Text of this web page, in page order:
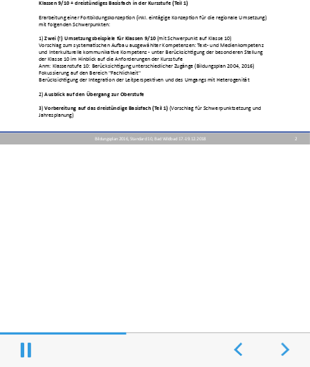
Bildungsplan 2016, Standard 10, Bad Wildbad 17.-19.12.2018 2
Klassen 9/10 + dreistündiges Basisfach in der Kursstufe (Teil 1)
Erarbeitung einer Fortbildungskonzeption (inkl. eintägige Konzeption für die regionale Umsetzung)
mit folgenden Schwerpunkten:
1)Zwei (!) Umsetzungsbeispiele für Klassen 9/10 (mit Schwerpunkt auf Klasse 10)
Vorschlag zum systematischen Aufbau ausgewählter Kompetenzen: Text- und Medienkompetenz
und Interkulturelle kommunikative Kompetenz - unter Berücksichtigung der besonderen Stellung
der Klasse 10 im Hinblick auf die Anforderungen der Kursstufe
Anm: Klassenstufe 10: Berücksichtigung unterschiedlicher Zugänge (Bildungsplan 2004, 2016)
Fokussierung auf den Bereich "Fachlichkeit"
Berücksichtigung der Integration der Leitperspektiven und des Umgangs mit Heterogenität
2)Ausblick auf den Übergang zur Oberstufe
3)Vorbereitung auf das dreistündige Basisfach (Teil 1)(Vorschlag für Schwerpunktsetzung und
Jahresplanung)